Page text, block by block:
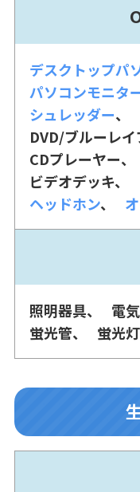
デスクトップパ
パソコンモニタ
シュレッダー
DVD/ブルーレ
CDプレーヤー
ビデオデッキ
ヘッドホン
照明器具 電
蛍光管
蛍光灯